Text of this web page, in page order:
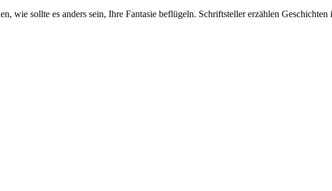
wie sollte es anders sein, Ihre Fantasie beflügeln. Schriftsteller erzählen Geschichten